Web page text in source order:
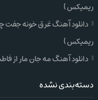
ریمیکس )
دانلود آهنگ غرق خونه جفت
ریمیکس )
دانلود آهنگ مه جان مار از
دسته‌بندی نشده